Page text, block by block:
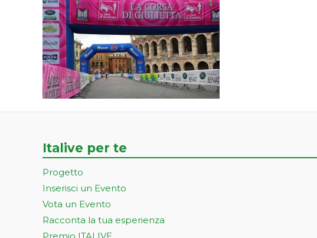
Italive per te
Progetto
Inserisci un Evento
Vota un Evento
Racconta la tua esperienza